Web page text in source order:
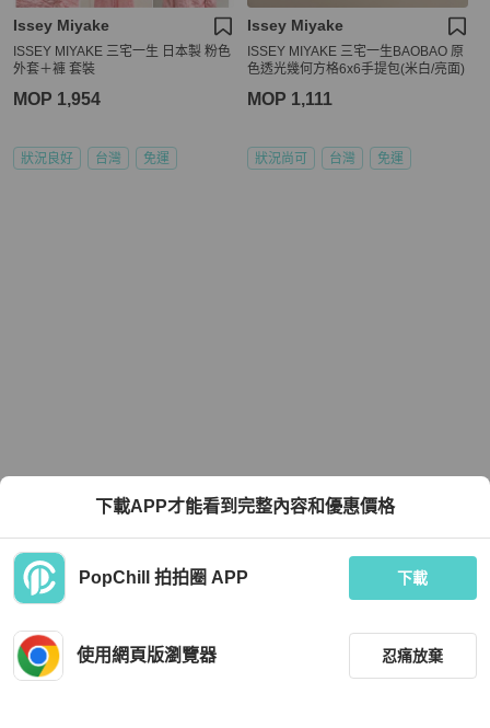
Issey Miyake
ISSEY MIYAKE 三宅一生 日本製 粉色
外套＋褲 套裝
MOP 1,954
狀況良好 台灣 免運
Issey Miyake
ISSEY MIYAKE 三宅一生BAOBAO 原
色透光幾何方格6x6手提包(米白/亮面)
MOP 1,111
狀況尚可 台灣 免運
下載APP才能看到完整內容和優惠價格
PopChill 拍拍圈 APP 下載
使用網頁版瀏覽器 忍痛放棄